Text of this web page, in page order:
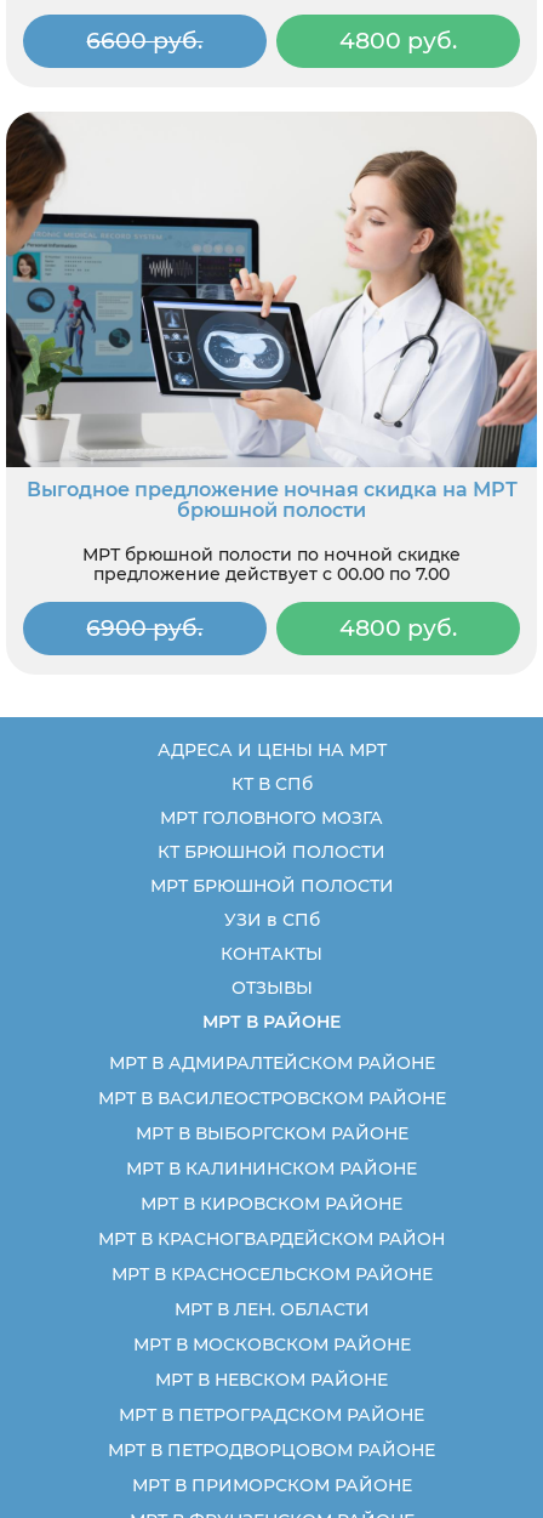
6600 руб. 4800 руб.
Выгодное предложение ночная скидка на МРТ
брюшной полости
МРТ брюшной полости по ночной скидке
предложение действует с 00.00 по 7.00
6900 руб. 4800 руб.
АДРЕСА И ЦЕНЫ НА МРТ
КТ В СПб
МРТ ГОЛОВНОГО МОЗГА
КТ БРЮШНОЙ ПОЛОСТИ
МРТ БРЮШНОЙ ПОЛОСТИ
УЗИ в СПб
КОНТАКТЫ
ОТЗЫВЫ
МРТ В РАЙОНЕ
МРТ В АДМИРАЛТЕЙСКОМ РАЙОНЕ
МРТ В ВАСИЛЕОСТРОВСКОМ РАЙОНЕ
МРТ В ВЫБОРГСКОМ РАЙОНЕ
МРТ В КАЛИНИНСКОМ РАЙОНЕ
МРТ В КИРОВСКОМ РАЙОНЕ
МРТ В КРАСНОГВАРДЕЙСКОМ РАЙОН
МРТ В КРАСНОСЕЛЬСКОМ РАЙОНЕ
МРТ В ЛЕН. ОБЛАСТИ
МРТ В МОСКОВСКОМ РАЙОНЕ
МРТ В НЕВСКОМ РАЙОНЕ
МРТ В ПЕТРОГРАДСКОМ РАЙОНЕ
МРТ В ПЕТРОДВОРЦОВОМ РАЙОНЕ
МРТ В ПРИМОРСКОМ РАЙОНЕ